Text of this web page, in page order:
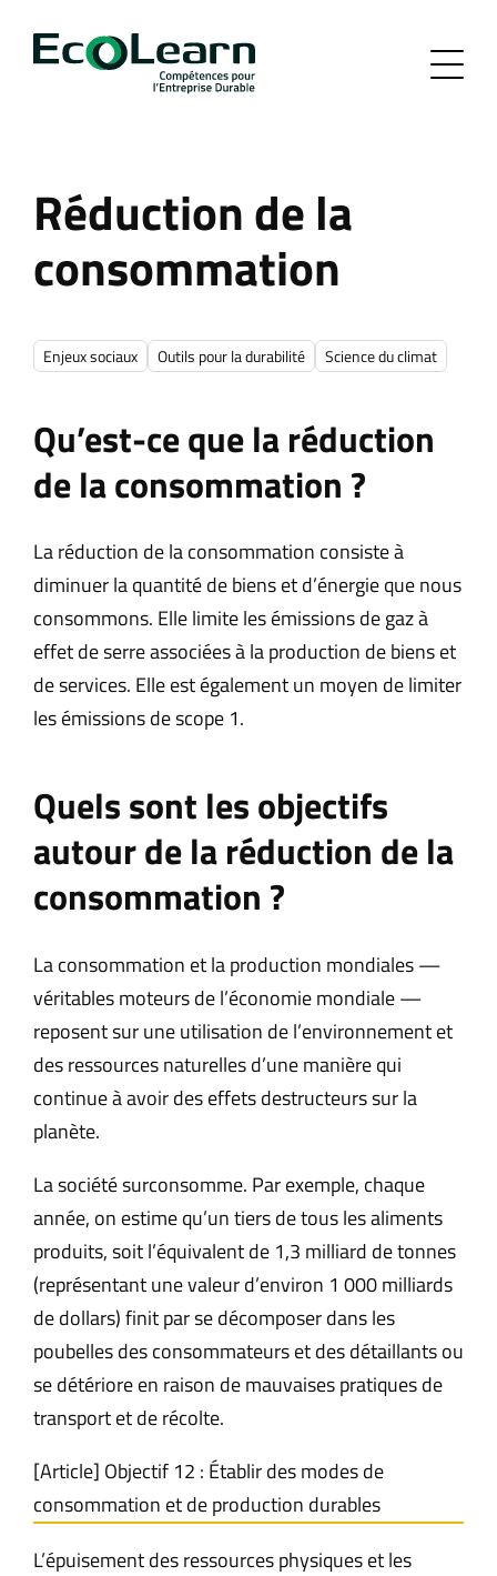
Réduction de la
consommation
Enjeux sociaux Outils pour la durabilité Science du climat
Qu’est-ce que la réduction
de la consommation ?
La réduction de la consommation consiste à
diminuer la quantité de biens et d’énergie que nous
consommons. Elle limite les émissions de gaz à
effet de serre associées à la production de biens et
de services. Elle est également un moyen de limiter
les émissions de scope 1.
Quels sont les objectifs
autour de la réduction de la
consommation ?
La consommation et la production mondiales —
véritables moteurs de l’économie mondiale —
reposent sur une utilisation de l’environnement et
des ressources naturelles d’une manière qui
continue à avoir des effets destructeurs sur la
planète.
La société surconsomme. Par exemple, chaque
année, on estime qu’un tiers de tous les aliments
produits, soit l’équivalent de 1,3 milliard de tonnes
(représentant une valeur d’environ 1 000 milliards
de dollars) finit par se décomposer dans les
poubelles des consommateurs et des détaillants ou
se détériore en raison de mauvaises pratiques de
transport et de récolte.
[Article] Objectif 12 : Établir des modes de
consommation et de production durables
L’épuisement des ressources physiques et les